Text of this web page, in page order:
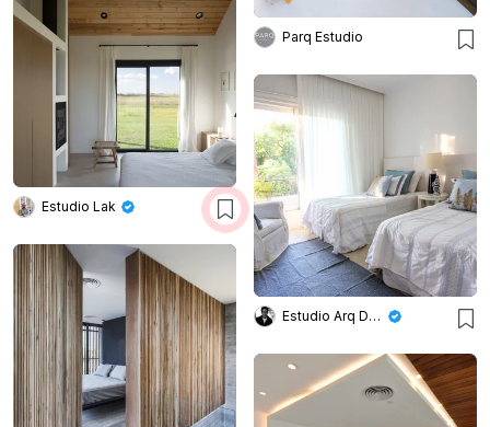
Parq Estudio
Estudio Lak
Estudio Arq Daniel Tarrio